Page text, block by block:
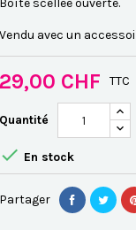
Boîte scellée ouverte.
Vendu avec un
29,00 CHF TTC
Quantité
 En stock
Partager